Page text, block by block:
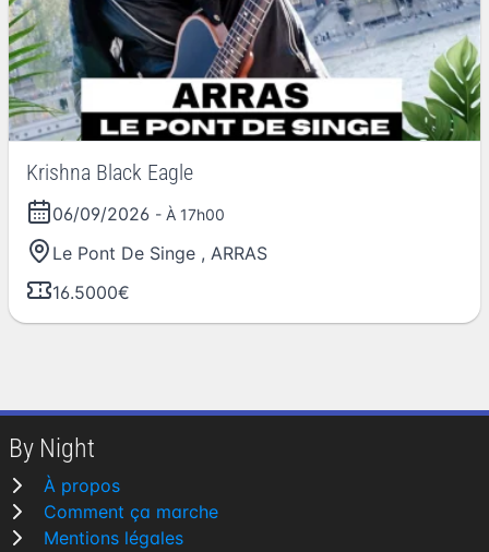
Krishna Black Eagle
06/09/2026 - À 17h00
Le Pont De Singe , ARRAS
16.5000€
By Night
À propos
Comment ça marche
Mentions légales